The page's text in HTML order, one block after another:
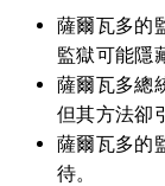
薩爾瓦多的
監獄可能隱
薩爾瓦多總
但其方法卻
薩爾瓦多的
待。